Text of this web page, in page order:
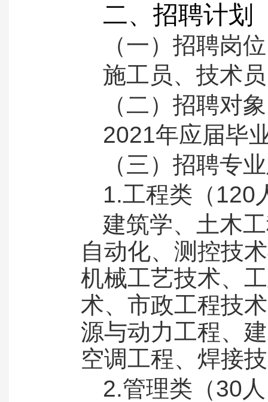
二、招聘计划
（一）招聘岗位
施工员、技术
（二）招聘对象
2021年应届毕
（三）招聘专
1.工程类（120
建筑学、土木
自动化、测控技
机械工艺技术、
术、市政工程技
源与动力工程、
空调工程、焊接
2.管理类（30